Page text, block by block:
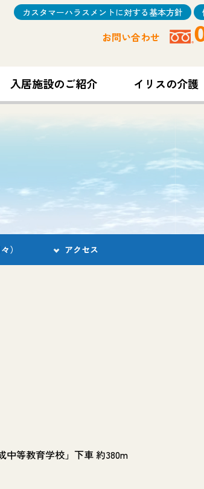
カスタマーハラスメントに対する基本方針
お問い合わせ
入居施設のご紹介 イリスの介護
） アクセス
等教育学校」下車 約380m